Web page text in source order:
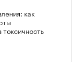
как